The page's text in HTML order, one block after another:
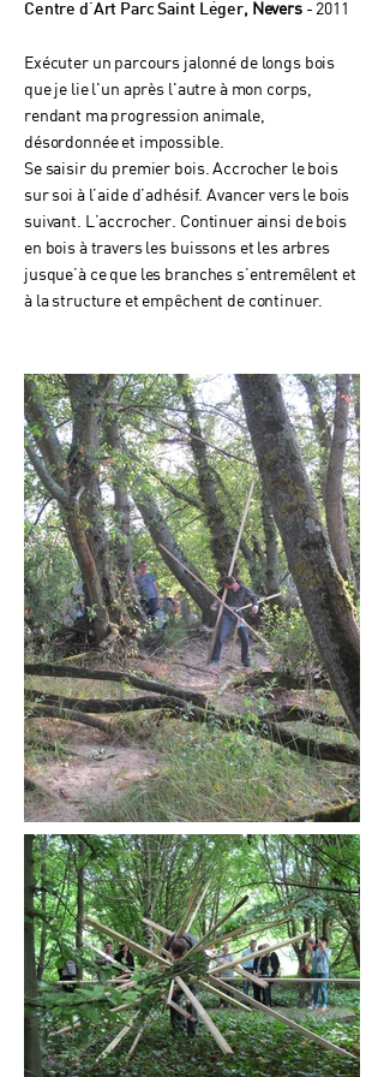
Centre d'Art Parc Saint Léger, Nevers- 2011
Exécuter un parcours jalonné de longs bois
que je lie l'un après l'autre à mon corps,
rendant ma progression animale,
désordonnée et impossible.
Se saisir du premier bois. Accrocher le bois
sur soi à l’aide d’adhésif. Avancer vers le bois
suivant. L’accrocher. Continuer ainsi de bois
en bois à travers les buissons et les arbres
jusque’à ce que les branches s’entremêlent et
à la structure et empêchent de continuer.